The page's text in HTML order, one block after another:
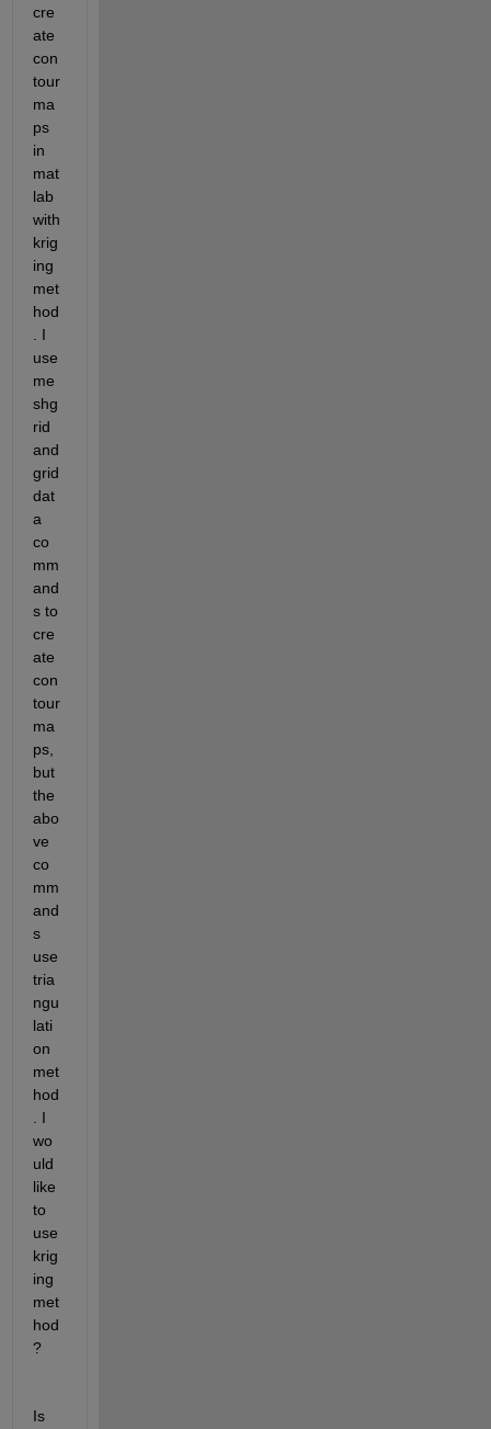
cre
ate
con
tour
ma
ps
in
mat
lab
with
krig
ing
met
hod
. I
use
me
shg
rid
and
grid
dat
a
co
mm
and
s to
cre
ate
con
tour
ma
ps,
but
the
abo
ve
co
mm
and
s
use
tria
ngu
lati
on
met
hod
. I
wo
uld
like
to
use
krig
ing
met
hod
?
Is